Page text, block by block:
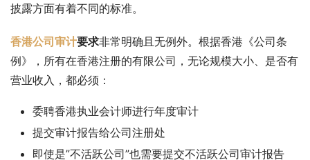
披露方面有着不同的标准。
香港公司审计要求非常明确且无例外。根据香港《公司条
例》，所有在香港注册的有限公司，无论规模大小、是否有
营业收入，都必须：
委聘香港执业会计师进行年度审计
提交审计报告给公司注册处
即使是”不活跃公司”也需要提交不活跃公司审计报告